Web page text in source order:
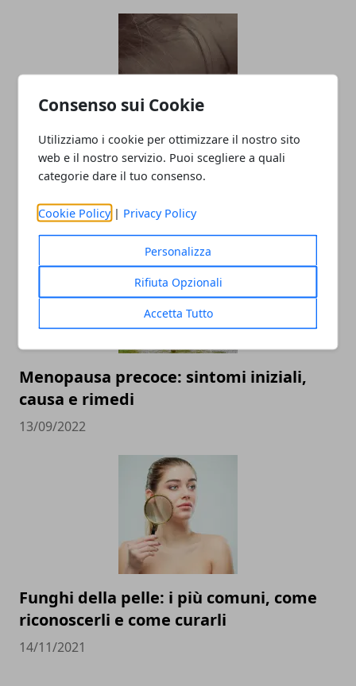
Consenso sui Cookie
Utilizziamo i cookie per ottimizzare il nostro sito
web e il nostro servizio. Puoi scegliere a quali
categorie dare il tuo consenso.
Cookie Policy | Privacy Policy
Personalizza
Rifiuta Opzionali
Accetta Tutto
Mal di testa o emicrania? Quali sono le
differenze?
13/01/2024
Menopausa precoce: sintomi iniziali,
causa e rimedi
13/09/2022
Funghi della pelle: i più comuni, come
riconoscerli e come curarli
14/11/2021